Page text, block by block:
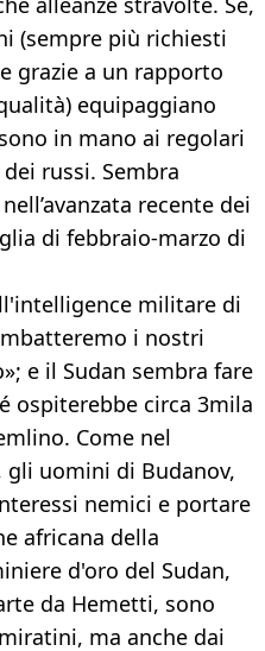
(sempre più richiesti
grazie a un rapporto
equipaggiano
in mano ai regolari
russi. Sembra
recente dei
di febbraio-marzo di
militare di
i nostri
e il Sudan sembra fare
ospiterebbe circa 3mila
Come nel
gli uomini di Budanov,
nemici e portare
africana della
d'oro del Sudan,
da Hemetti, sono
ma anche dai